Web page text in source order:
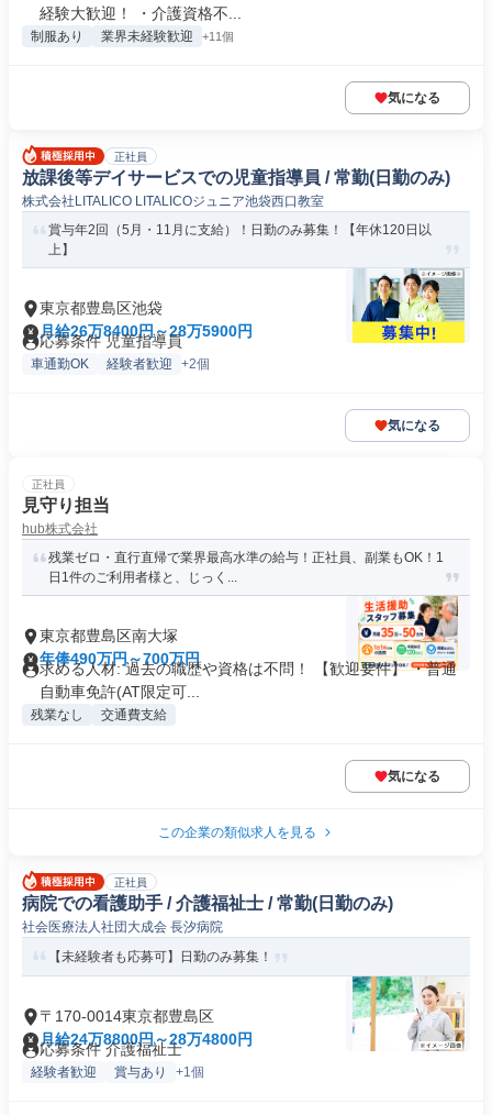
経験大歓迎！ ・介護資格不...
制服あり 業界未経験歓迎 +11個
気になる
正社員
放課後等デイサービスでの児童指導員 / 常勤(日勤のみ)
株式会社LITALICO LITALICOジュニア池袋西口教室
賞与年2回（5月・11月に支給）！日勤のみ募集！【年休120日以
上】
東京都豊島区池袋
月給26万8400円～28万5900円
応募条件 児童指導員
車通勤OK 経験者歓迎 +2個
気になる
正社員
見守り担当
hub株式会社
残業ゼロ・直行直帰で業界最高水準の給与！正社員、副業もOK！1
日1件のご利用者様と、じっく...
東京都豊島区南大塚
年俸490万円～700万円
求める人材: 過去の職歴や資格は不問！ 【歓迎要件】 ・普通
自動車免許(AT限定可...
残業なし 交通費支給
気になる
この企業の類似求人を見る
正社員
病院での看護助手 / 介護福祉士 / 常勤(日勤のみ)
社会医療法人社団大成会 長汐病院
【未経験者も応募可】日勤のみ募集！
〒170-0014東京都豊島区
月給24万8800円～28万4800円
応募条件 介護福祉士
経験者歓迎 賞与あり +1個